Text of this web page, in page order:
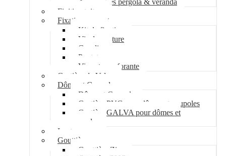
Finition toiture
Fixation couverture
Kit de fixation
Vis de couture
Cavalier
Pontet
Vis auto-perforante
Costière de Velux
Dôme et Coupole
Dôme et Coupole
Costière PVC pour dômes et coupoles
Costière GALVA pour dômes et
coupoles
Lanterneau
Gouttière
Gouttière Zinc